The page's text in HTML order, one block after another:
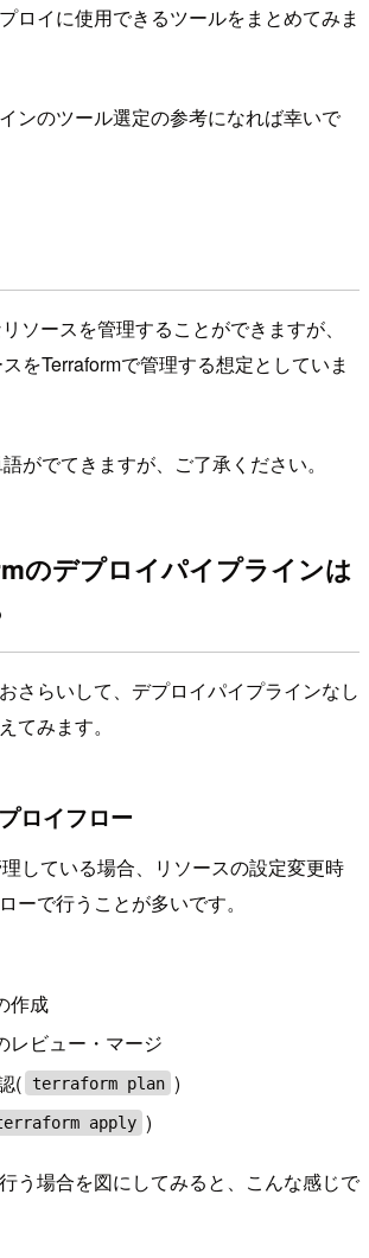
ロイに使用できるツールをまとめてみま
ンのツール選定の参考になれば幸いで
ソースを管理することができますが、
をTerraformで管理する想定としていま
がでてきますが、ご了承ください。
のデプロイパイプラインは
さらいして、デプロイパイプラインなし
てみます。
ロイフロー
している場合、リソースの設定変更時
ーで行うことが多いです。
作成
レビュー・マージ
( terraform plan )
apply )
う場合を図にしてみると、こんな感じで